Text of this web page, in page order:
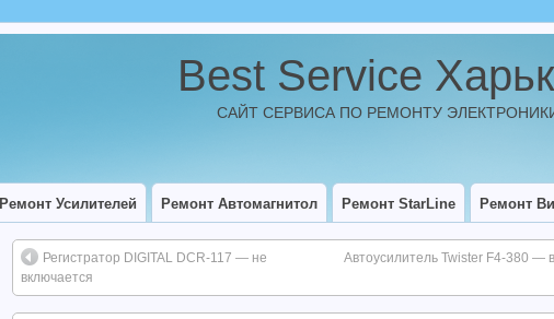
Best Service
САЙТ СЕРВИСА ПО РЕМОНТУ
Ремонт Усилителей Ремонт Автомагнитол Ремонт StarLine Ремонт
Регистратор DIGITAL DCR-117 — не
включается
Автоусилитель Twister F4-380 —